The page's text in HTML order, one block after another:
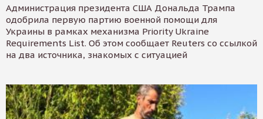
Администрация президента США Дональда Трампа
одобрила первую партию военной помощи для
Украины в рамках механизма Priority Ukraine
Requirements List. Об этом сообщает Reuters со ссылкой
на два источника, знакомых с ситуацией